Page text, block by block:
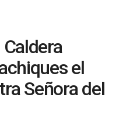
el
Señora del